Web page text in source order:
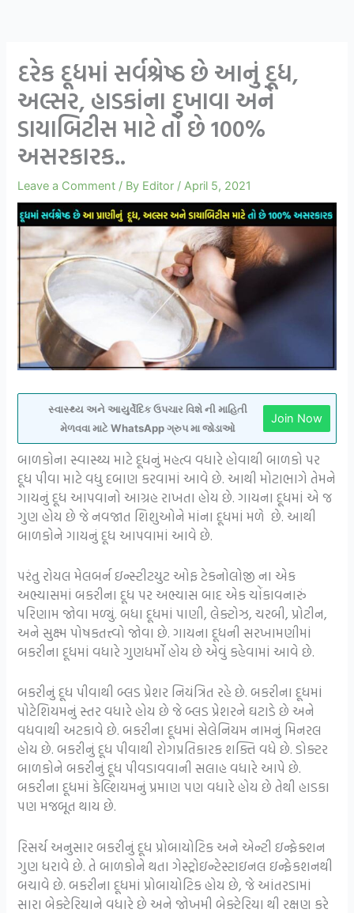
દરેક દૂધમાં સર્વશ્રેષ્ઠ છે આનું દૂધ,
અલ્સર, હાડકાંના દુખાવા અને
ડાયાબિટીસ માટે તો છે 100%
અસરકારક..
Leave a Comment / By Editor /April 5, 2021
સ્વાસ્થ્ય અને આયુર્વેદિક ઉપચાર વિશે ની માહિતી
મેળવવા માટે WhatsApp ગ્રુપ મા જોડાઓ
Join Now
બાળકોના સ્વાસ્થ્ય માટે દૂધનું મહત્વ વધારે હોવાથી બાળકો પર
દૂધ પીવા માટે વધુ દબાણ કરવામાં આવે છે. આથી મોટાભાગે તેમને
ગાયનું દૂધ આપવાનો આગ્રહ રાખતા હોય છે. ગાયના દૂધમાં એ જ
ગુણ હોય છે જે નવજાત શિશુઓને માંના દૂધમાં મળે છે. આથી
બાળકોને ગાયનું દૂધ આપવામાં આવે છે.
પરંતુ રોયલ મેલબર્ન ઇન્સ્ટીટયુટ ઓફ ટેકનોલોજી ના એક
અભ્યાસમાં બકરીના દૂધ પર અભ્યાસ બાદ એક ચોંકાવનારું
પરિણામ જોવા મળ્યું. બધા દૂધમાં પાણી, લેક્ટોઝ, ચરબી, પ્રોટીન,
અને સુક્ષ્મ પોષકતત્ત્વો જોવા છે. ગાયના દૂધની સરખામણીમાં
બકરીના દૂધમાં વધારે ગુણધર્મો હોય છે એવું કહેવામાં આવે છે.
બકરીનું દૂધ પીવાથી બ્લડ પ્રેશર નિયંત્રિત રહે છે. બકરીના દૂધમાં
પોટેશિયમનું સ્તર વધારે હોય છે જે બ્લડ પ્રેશરને ઘટાડે છે અને
વધવાથી અટકાવે છે. બકરીના દૂધમાં સેલેનિયમ નામનું મિનરલ
હોય છે. બકરીનું દૂધ પીવાથી રોગપ્રતિકારક શક્તિ વધે છે. ડોક્ટર
બાળકોને બકરીનું દૂધ પીવડાવવાની સલાહ વધારે આપે છે.
બકરીના દૂધમાં કેલ્શિયમનું પ્રમાણ પણ વધારે હોય છે તેથી હાડકા
પણ મજબૂત થાય છે.
રિસર્ચ અનુસાર બકરીનું દૂધ પ્રોબાયોટિક અને એન્ટી ઇન્ફેક્શન
ગુણ ધરાવે છે. તે બાળકોને થતા ગેસ્ટ્રોઇન્ટેસ્ટાઇનલ ઇન્ફેકશનથી
બચાવે છે. બકરીના દૂધમાં પ્રોબાયોટિક હોય છે, જે આંતરડામાં
સારા બેક્ટેરિયાને વધારે છે અને જોખમી બેક્ટેરિયા થી રક્ષણ કરે